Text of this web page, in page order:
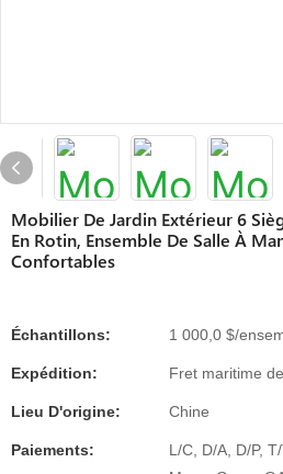
Mobilier De Jardin Extérieur 6
En Rotin, Ensemble De Salle À
Confortables
Échantillons: 1 000,0 $/
Expédition: Fret maritime
Lieu D'origine: Chine
Paiements:
L/C, D/A, D/P,